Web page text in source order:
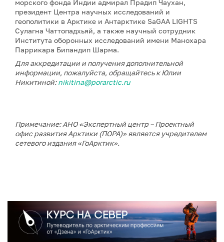
морского фонда Индии адмирал Прадип Чаухан,
президент Центра научных исследований и
геополитики в Арктике и Антарктике SaGAA LIGHTS
Сулагна Чаттопадхьяй, а также научный сотрудник
Института оборонных исследований имени Манохара
Паррикара Бипандип Шарма.
Для аккредитации и получения дополнительной
информации, пожалуйста, обращайтесь к Юлии
Никитиной:nikitina@porarctic.ru
Примечание: АНО «Экспертный центр – Проектный
офис развития Арктики (ПОРА)» является учредителем
сетевого издания «ГоАрктик».